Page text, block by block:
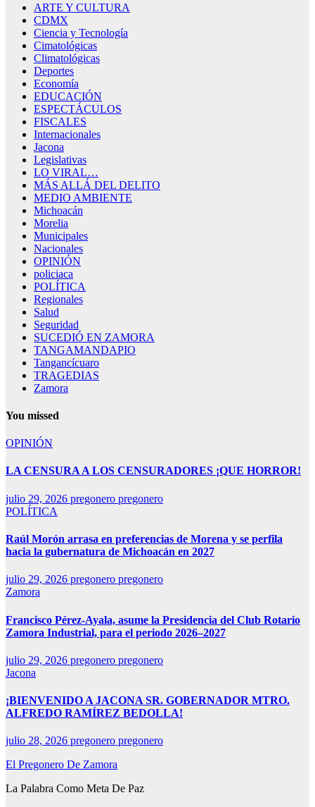
ARTE Y CULTURA
CDMX
Ciencia y Tecnología
Cimatológicas
Climatológicas
Deportes
Economía
EDUCACIÓN
ESPECTÁCULOS
FISCALES
Internacionales
Jacona
Legislativas
LO VIRAL…
MÁS ALLÁ DEL DELITO
MEDIO AMBIENTE
Michoacán
Morelia
Municipales
Nacionales
OPINIÓN
policiaca
POLÍTICA
Regionales
Salud
Seguridad
SUCEDIÓ EN ZAMORA
TANGAMANDAPIO
Tangancícuaro
TRAGEDIAS
Zamora
You missed
OPINIÓN
LA CENSURA A LOS CENSURADORES ¡QUE HORROR!
julio 29, 2026 pregonero pregonero
POLÍTICA
Raúl Morón arrasa en preferencias de Morena y se perfila
hacia la gubernatura de Michoacán en 2027
julio 29, 2026 pregonero pregonero
Zamora
Francisco Pérez-Ayala, asume la Presidencia del Club Rotario
Zamora Industrial, para el periodo 2026–2027
julio 29, 2026 pregonero pregonero
Jacona
¡BIENVENIDO A JACONA SR. GOBERNADOR MTRO.
ALFREDO RAMÍREZ BEDOLLA!
julio 28, 2026 pregonero pregonero
El Pregonero De Zamora
La Palabra Como Meta De Paz